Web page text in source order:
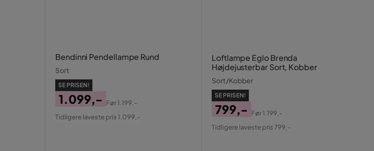
Bendinni Pendellampe Rund
Sort
SE PRISEN!
Pris
1.099,-
Original
Før1.199,-
Tidligere laveste pris 1.099,-
Loftlampe Eglo Brenda
Højdejusterbar Sort, Kobber
Sort/Kobber
SE PRISEN!
Pris
799,-
Original
Før1.199,-
Tidligere laveste pris 799,-